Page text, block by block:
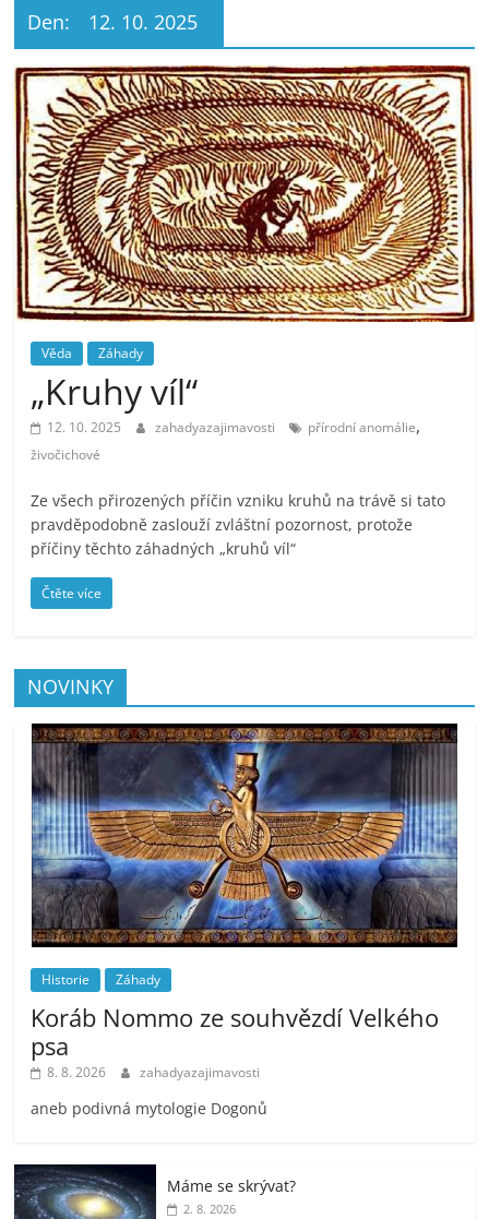
Den: 12. 10. 2025
Věda Záhady
„Kruhy víl“
12. 10. 2025 zahadyazajimavosti přírodní anomálie,
živočichové
Ze všech přirozených příčin vzniku kruhů na trávě si tato
pravděpodobně zaslouží zvláštní pozornost, protože
příčiny těchto záhadných „kruhů víl“
Čtěte více
NOVINKY
Historie Záhady
Koráb Nommo ze souhvězdí Velkého
psa
8. 8. 2026 zahadyazajimavosti
aneb podivná mytologie Dogonů
Máme se skrývat?
2. 8. 2026